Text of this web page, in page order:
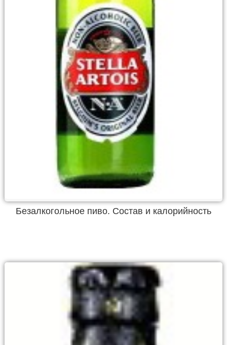
Безалкогольное пиво. Состав и калорийность